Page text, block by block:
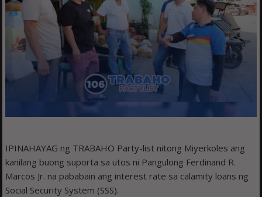
IPINAHAYAG ng TRABAHO Party-list nitong Miyerkoles ang
kanilang buong suporta sa utos ni Pangulong Ferdinand R.
Marcos Jr. na pababain ang interest rate sa calamity loans ng
Social Security System (SSS).